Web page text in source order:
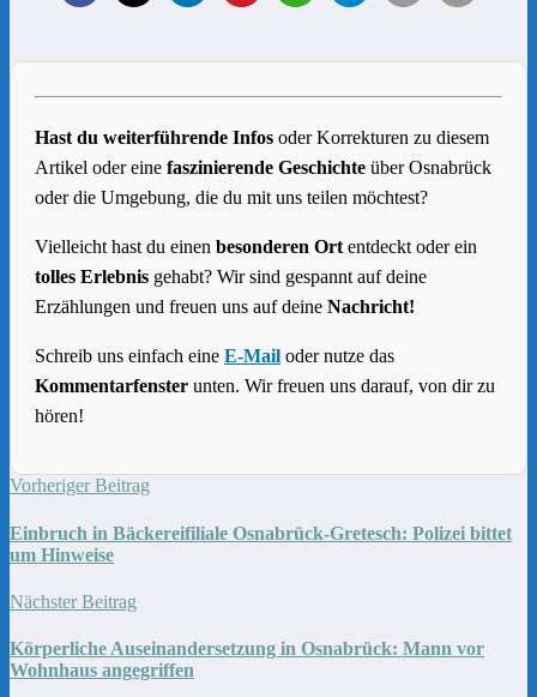
Hast du weiterführende Infos oder Korrekturen zu diesem
Artikel oder eine faszinierende Geschichte über Osnabrück
oder die Umgebung, die du mit uns teilen möchtest?
Vielleicht hast du einen besonderen Ort entdeckt oder ein
tolles Erlebnis gehabt? Wir sind gespannt auf deine
Erzählungen und freuen uns auf deine Nachricht!
Schreib uns einfach eine E-Mail oder nutze das
Kommentarfenster unten. Wir freuen uns darauf, von dir zu
hören!
Vorheriger Beitrag
Einbruch in Bäckereifiliale Osnabrück-Gretesch: Polizei bittet
um Hinweise
Nächster Beitrag
Körperliche Auseinandersetzung in Osnabrück: Mann vor
Wohnhaus angegriffen